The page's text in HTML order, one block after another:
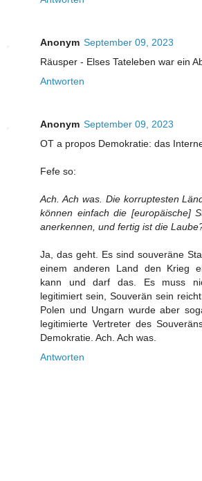
Anonym September 09, 2023
Räusper - Elses Tateleben war ein
Antworten
Anonym September 09, 2023
OT a propos Demokratie: das
Fefe so:
Ach. Ach was. Die korruptesten
können einfach die [europäische]
anerkennen, und fertig ist die
Ja, das geht. Es sind souveräne
einem anderen Land den Krieg
kann und darf das. Es muss
legitimiert sein, Souverän sein
Polen und Ungarn wurde aber
legitimierte Vertreter des
Demokratie. Ach. Ach was.
Antworten